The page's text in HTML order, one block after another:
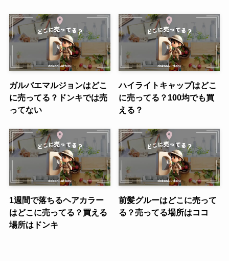
ガルバエマルジョンはどこ
に売ってる？ドンキでは売
ってない
ハイライトキャップはどこ
に売ってる？100均でも買
える？
1週間で落ちるヘアカラー
はどこに売ってる？買える
場所はドンキ
前髪グルーはどこに売って
る？売ってる場所はココ